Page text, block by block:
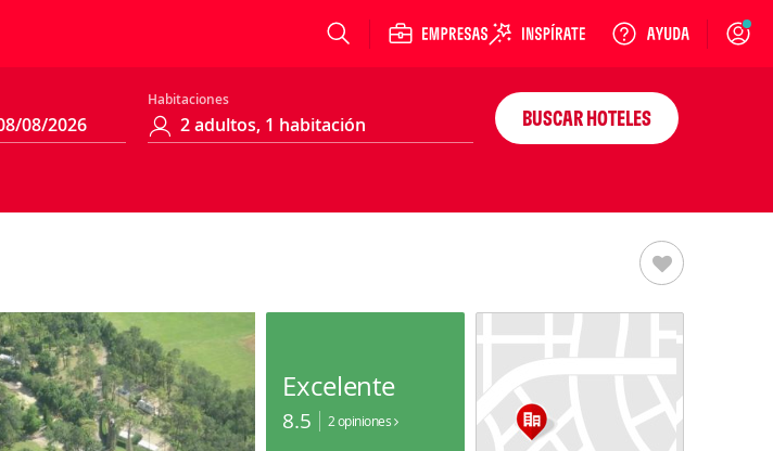
Login
Habitaciones
BUSCAR HOTELES
Excelente
8.5 2 opiniones